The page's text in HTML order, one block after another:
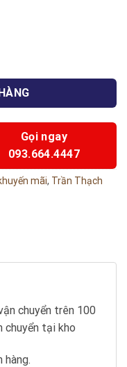
Gọi ngay
093.664.4447
mãi, Trần Thạch
chuyển trên 100
tại kho
hàng.